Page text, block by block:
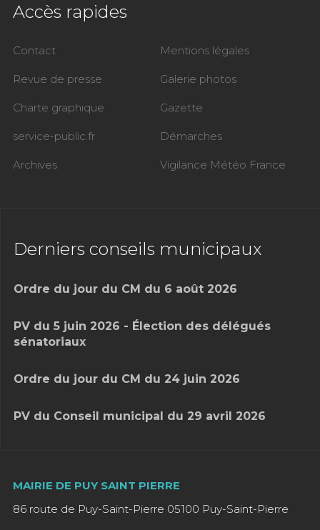
Accès rapides
Contact Mentions légales
Revue de presse Galerie photos
Charte graphique Gazette
service-public.fr Démarches
Archives Vigilance Météo France
Derniers conseils municipaux
Ordre du jour du CM du 6 août 2026
PV du 5 juin 2026 - Élection des délégués
sénatoriaux
Ordre du jour du CM du 24 juin 2026
PV du Conseil municipal du 29 avril 2026
MAIRIE DE PUY SAINT PIERRE
86 route de Puy-Saint-Pierre 05100 Puy-Saint-Pierre